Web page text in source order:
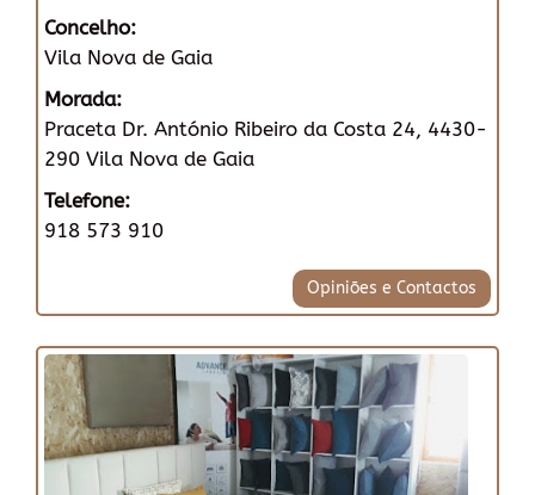
Concelho:
Vila Nova de Gaia
Morada:
Praceta Dr. António Ribeiro da Costa 24, 4430-
290 Vila Nova de Gaia
Telefone:
918 573 910
Opiniões e Contactos